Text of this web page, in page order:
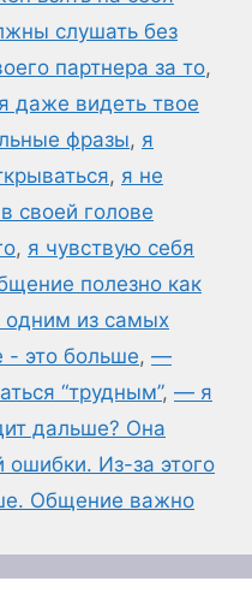
слушать без
партнера за то,
я даже видеть твое
фразы, я
, я не
своей голове
, я чувствую себя
полезно как
одним из самых
это больше, —
“трудным”, — я
дальше? Она
ошибки. Из-за этого
Общение важно